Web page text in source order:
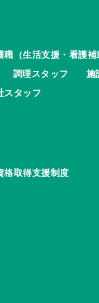
職（生活支援・看護補
調理スタッフ
施
スタッフ
格取得支援制度